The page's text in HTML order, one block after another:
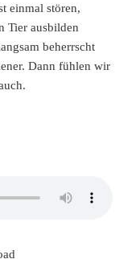
einmal stören,
Tier ausbilden
beherrscht
Dann fühlen wir